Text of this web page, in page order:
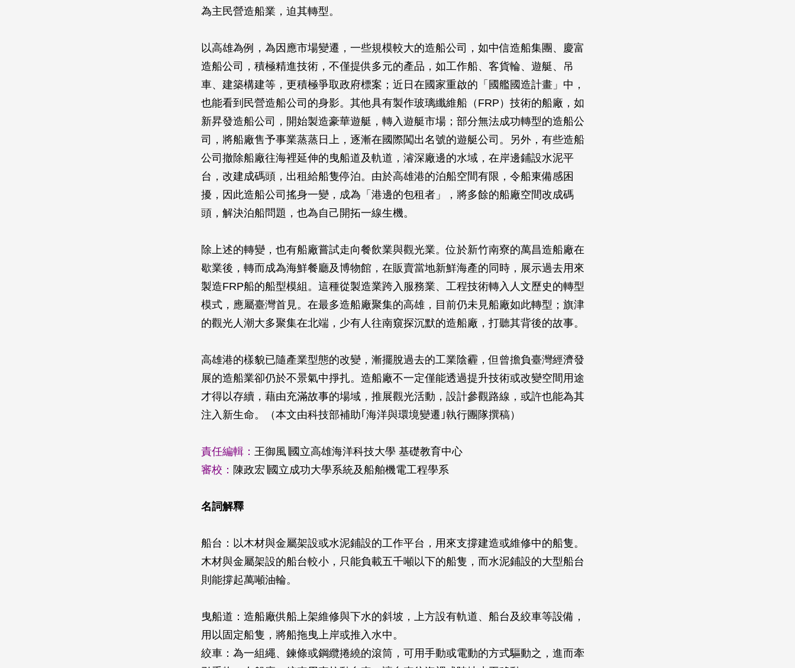
為主民營造船業，迫其轉型。
以高雄為例，為因應市場變遷，一些規模較大的造船公司，如中信造船集團、慶富
造船公司，積極精進技術，不僅提供多元的產品，如工作船、客貨輪、遊艇、吊
車、建築構建等，更積極爭取政府標案；近日在國家重啟的「國艦國造計畫」中，
也能看到民營造船公司的身影。其他具有製作玻璃纖維船（FRP）技術的船廠，如
新昇發造船公司，開始製造豪華遊艇，轉入遊艇市場；部分無法成功轉型的造船公
司，將船廠售予事業蒸蒸日上，逐漸在國際闖出名號的遊艇公司。另外，有些造船
公司撤除船廠往海裡延伸的曳船道及軌道，濬深廠邊的水域，在岸邊鋪設水泥平
台，改建成碼頭，出租給船隻停泊。由於高雄港的泊船空間有限，令船東備感困
擾，因此造船公司搖身一變，成為「港邊的包租者」，將多餘的船廠空間改成碼
頭，解決泊船問題，也為自己開拓一線生機。
除上述的轉變，也有船廠嘗試走向餐飲業與觀光業。位於新竹南寮的萬昌造船廠在
歇業後，轉而成為海鮮餐廳及博物館，在販賣當地新鮮海產的同時，展示過去用來
製造FRP船的船型模組。這種從製造業跨入服務業、工程技術轉入人文歷史的轉型
模式，應屬臺灣首見。在最多造船廠聚集的高雄，目前仍未見船廠如此轉型；旗津
的觀光人潮大多聚集在北端，少有人往南窺探沉默的造船廠，打聽其背後的故事。
高雄港的樣貌已隨產業型態的改變，漸擺脫過去的工業陰霾，但曾擔負臺灣經濟發
展的造船業卻仍於不景氣中掙扎。造船廠不一定僅能透過提升技術或改變空間用途
才得以存續，藉由充滿故事的場域，推展觀光活動，設計參觀路線，或許也能為其
注入新生命。（本文由科技部補助｢海洋與環境變遷｣執行團隊撰稿）
責任編輯： 王御風∣國立高雄海洋科技大學 基礎教育中心
審校： 陳政宏∣國立成功大學系統及船舶機電工程學系
名詞解釋
船台：以木材與金屬架設或水泥鋪設的工作平台，用來支撐建造或維修中的船隻。
木材與金屬架設的船台較小，只能負載五千噸以下的船隻，而水泥鋪設的大型船台
則能撐起萬噸油輪。
曳船道：造船廠供船上架維修與下水的斜坡，上方設有軌道、船台及絞車等設備，
用以固定船隻，將船拖曳上岸或推入水中。
絞車：為一組繩、鍊條或鋼纜捲繞的滾筒，可用手動或電動的方式驅動之，進而牽